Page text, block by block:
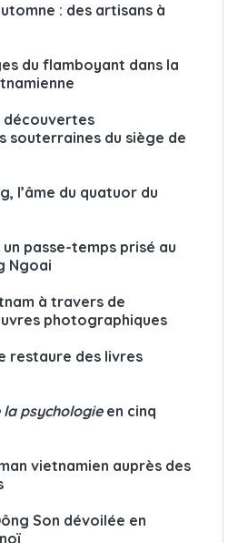
: des artisans à
du flamboyant dans la
découvertes
souterraines du siège de
l’âme du quatuor du
passe-temps prisé au
Ngoai
à travers de
photographiques
restaure des livres
la psychologieen cinq
vietnamien auprès des
Son dévoilée en